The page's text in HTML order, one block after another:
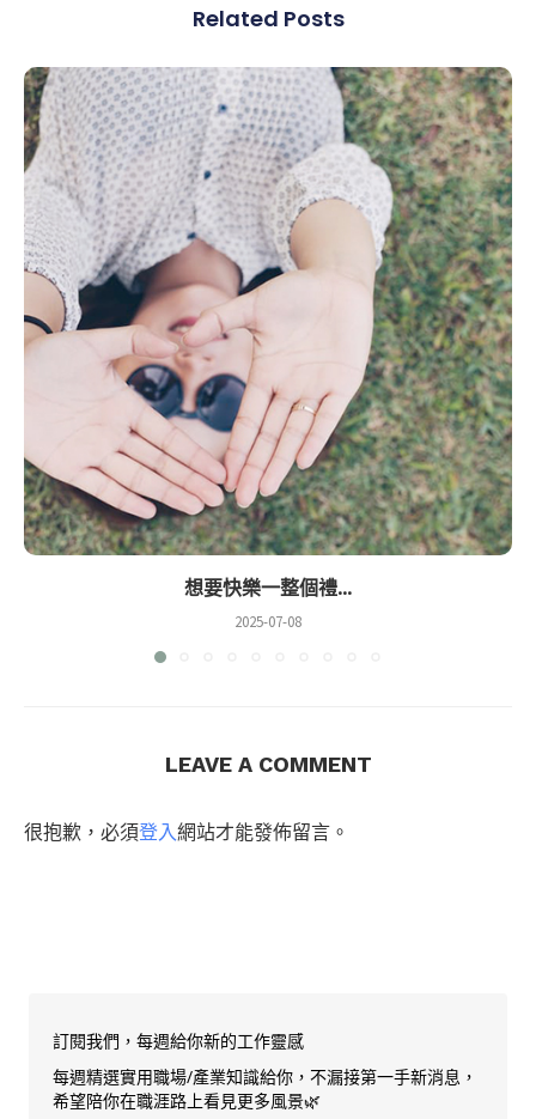
Related Posts
想要快樂一整個禮...
2025-07-08
LEAVE A COMMENT
很抱歉，必須登入網站才能發佈留言。
訂閱我們，每週給你新的工作靈感
每週精選實用職場/產業知識給你，不漏接第一手新消息，
希望陪你在職涯路上看見更多風景🌿